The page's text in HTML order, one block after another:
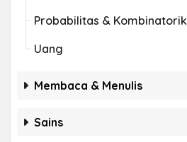
Probabilitas & Kombinatorik
Uang
Membaca & Menulis
Sains